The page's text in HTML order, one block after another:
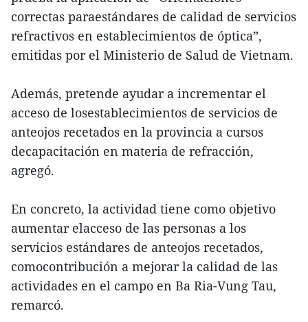
correctas paraestándares de calidad de servicios
refractivos en establecimientos de óptica”,
emitidas por el Ministerio de Salud de Vietnam.
Además, pretende ayudar a incrementar el
acceso de losestablecimientos de servicios de
anteojos recetados en la provincia a cursos
decapacitación en materia de refracción,
agregó.
En concreto, la actividad tiene como objetivo
aumentar elacceso de las personas a los
servicios estándares de anteojos recetados,
comocontribución a mejorar la calidad de las
actividades en el campo en Ba Ria-Vung Tau,
remarcó.